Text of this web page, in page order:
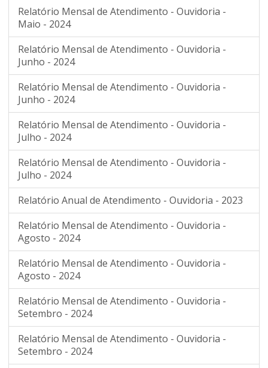
Relatório Mensal de Atendimento - Ouvidoria -
Maio - 2024
Relatório Mensal de Atendimento - Ouvidoria -
Junho - 2024
Relatório Mensal de Atendimento - Ouvidoria -
Junho - 2024
Relatório Mensal de Atendimento - Ouvidoria -
Julho - 2024
Relatório Mensal de Atendimento - Ouvidoria -
Julho - 2024
Relatório Anual de Atendimento - Ouvidoria - 2023
Relatório Mensal de Atendimento - Ouvidoria -
Agosto - 2024
Relatório Mensal de Atendimento - Ouvidoria -
Agosto - 2024
Relatório Mensal de Atendimento - Ouvidoria -
Setembro - 2024
Relatório Mensal de Atendimento - Ouvidoria -
Setembro - 2024